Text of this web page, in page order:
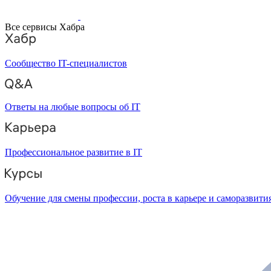
Все сервисы Хабра
Сообщество IT-специалистов
Ответы на любые вопросы об IT
Профессиональное развитие в IT
Обучение для смены профессии, роста в карьере и